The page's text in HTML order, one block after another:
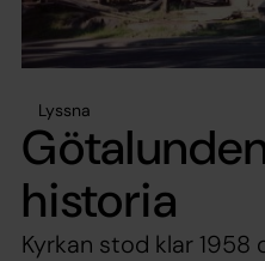
Lyssna
historia
Kyrkan stod klar 1958